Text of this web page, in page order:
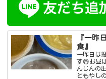
『一昨
食』
一昨日は
す😅お昼
んじんの
ともやし